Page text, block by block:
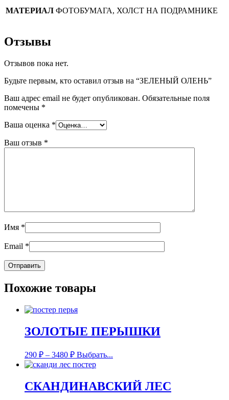
МАТЕРИАЛ ФОТОБУМАГА, ХОЛСТ НА ПОДРАМНИКЕ
Отзывы
Отзывов пока нет.
Будьте первым, кто оставил отзыв на “ЗЕЛЕНЫЙ ОЛЕНЬ”
Ваш адрес email не будет опубликован. Обязательные поля
помечены *
Ваша оценка *
Ваш отзыв *
Имя *
Email *
Похожие товары
ЗОЛОТЫЕ ПЕРЫШКИ
290 ₽ – 3480 ₽ Выбрать...
СКАНДИНАВСКИЙ ЛЕС